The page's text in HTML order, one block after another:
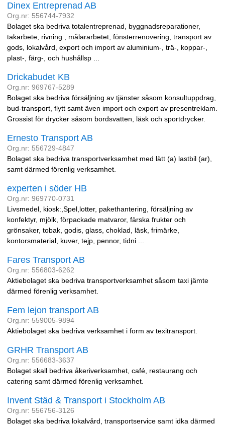
Dinex Entreprenad AB
Org.nr: 556744-7932
Bolaget ska bedriva totalentreprenad, byggnadsreparationer,
takarbete, rivning , målararbetet, fönsterrenovering, transport av
gods, lokalvård, export och import av aluminium-, trä-, koppar-,
plast-, färg-, och hushållsp ...
Drickabudet KB
Org.nr: 969767-5289
Bolaget ska bedriva försäljning av tjänster såsom konsultuppdrag,
bud-transport, flytt samt även import och export av presentreklam.
Grossist för drycker såsom bordsvatten, läsk och sportdrycker.
Ernesto Transport AB
Org.nr: 556729-4847
Bolaget ska bedriva transportverksamhet med lätt (a) lastbil (ar),
samt därmed förenlig verksamhet.
experten i söder HB
Org.nr: 969770-0731
Livsmedel, kiosk:,Spel,lotter, pakethantering, försäljning av
konfektyr, mjölk, förpackade matvaror, färska frukter och
grönsaker, tobak, godis, glass, choklad, läsk, frimärke,
kontorsmaterial, kuver, tejp, pennor, tidni ...
Fares Transport AB
Org.nr: 556803-6262
Aktiebolaget ska bedriva transportverksamhet såsom taxi jämte
därmed förenlig verksamhet.
Fem lejon transport AB
Org.nr: 559005-9894
Aktiebolaget ska bedriva verksamhet i form av texitransport.
GRHR Transport AB
Org.nr: 556683-3637
Bolaget skall bedriva åkeriverksamhet, café, restaurang och
catering samt därmed förenlig verksamhet.
Invent Städ & Transport i Stockholm AB
Org.nr: 556756-3126
Bolaget ska bedriva lokalvård, transportservice samt idka därmed